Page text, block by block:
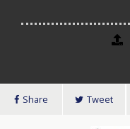
Share Tweet